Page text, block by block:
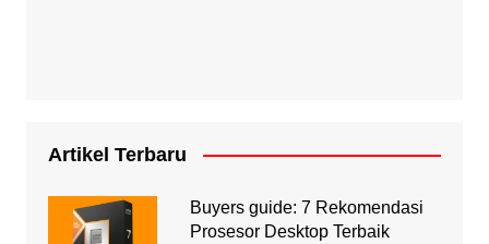
Artikel Terbaru
Buyers guide: 7 Rekomendasi
Prosesor Desktop Terbaik